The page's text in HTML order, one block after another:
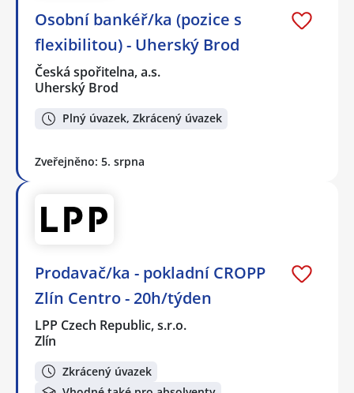
Osobní bankéř/ka (pozice s
flexibilitou) - Uherský Brod
Česká spořitelna, a.s.
Uherský Brod
Plný úvazek, Zkrácený úvazek
Zveřejněno: 5. srpna
Prodavač/ka - pokladní CROPP
Zlín Centro - 20h/týden
LPP Czech Republic, s.r.o.
Zlín
Zkrácený úvazek